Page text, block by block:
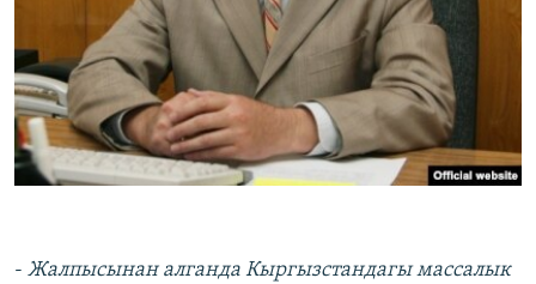
- Жалпысынан алганда Кыргызстандагы массалык